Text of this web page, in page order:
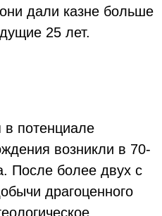
дали казне больше
25 лет.
потенциале
возникли в 70-
После более двух с
драгоценного